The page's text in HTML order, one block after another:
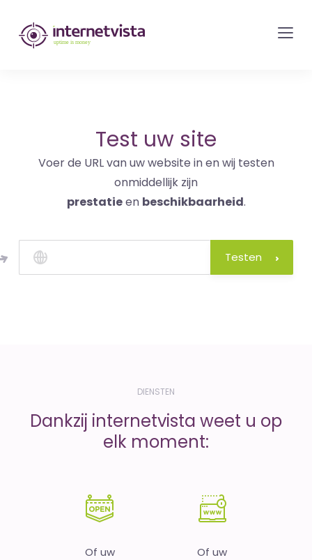
internetvista
monitoring
en
internetdiensten
Uptime
is
money
Test uw site
Voer de URL van uw website in en wij testen
onmiddellijk zijn
prestatieen beschikbaarheid.
Testen
DIENSTEN
Dankzij internetvista weet u op
elk moment:
Of uw
Of uw